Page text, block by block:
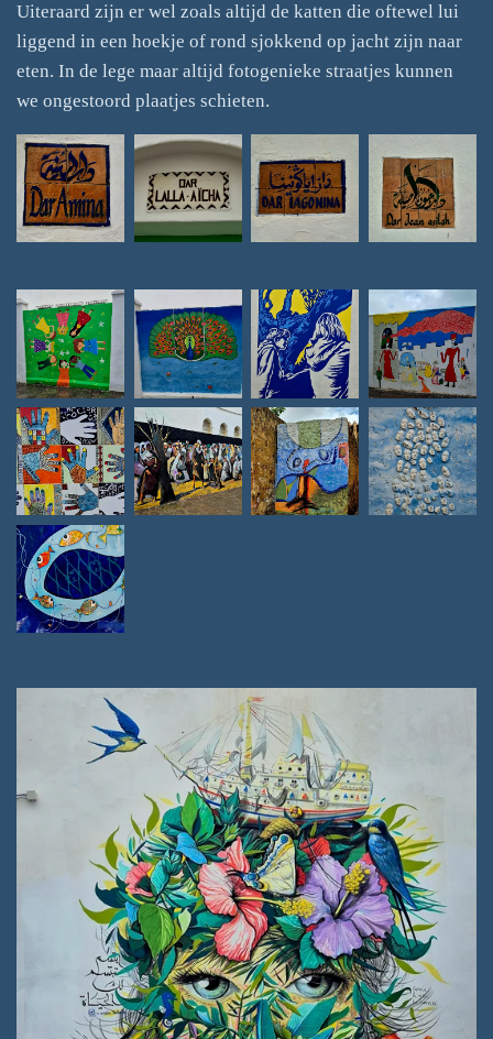
Uiteraard zijn er wel zoals altijd de katten die oftewel lui
liggend in een hoekje of rond sjokkend op jacht zijn naar
eten. In de lege maar altijd fotogenieke straatjes kunnen
we ongestoord plaatjes schieten.